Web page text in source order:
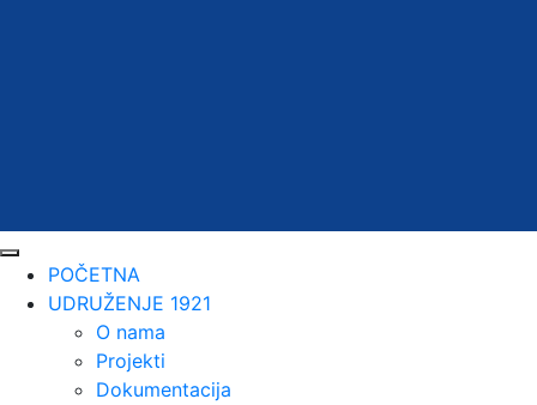
POČETNA
UDRUŽENJE 1921
O nama
Projekti
Dokumentacija